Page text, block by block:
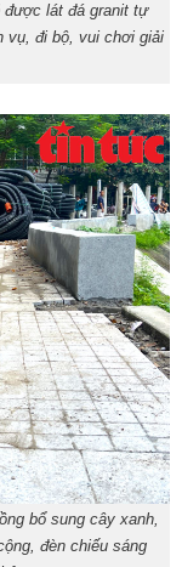
được lát đá granit tự
vụ, đi bộ, vui chơi giải
bổ sung cây xanh,
đèn chiếu sáng